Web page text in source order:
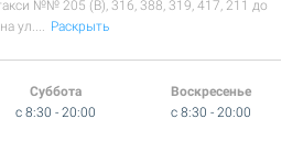
№№ 205 (В), 316, 388, 319, 417, 211 до
ул.
Раскрыть
Суббота
c 8:30 - 20:00
Воскресенье
c 8:30 - 20:00